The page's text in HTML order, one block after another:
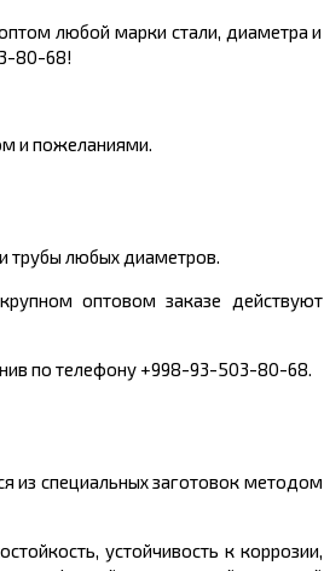
любой марки стали, диаметра и
80-68!
и пожеланиями.
трубы любых диаметров.
оптовом заказе действуют
по телефону +998-93-503-80-68.
из специальных заготовок методом
устойчивость к коррозии,